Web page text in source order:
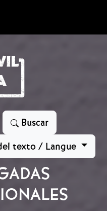
Buscar
texto / Langue